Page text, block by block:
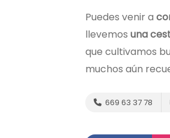
Puedes venir a
llevemos una
que cultivamos
muchos aún
669 63 37 78